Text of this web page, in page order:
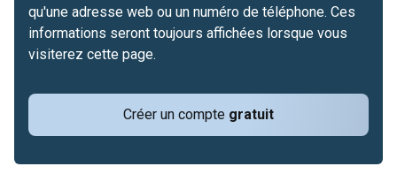
Créer un compte gratuit
qu'une adresse web ou un numéro de téléphone. Ces
informations seront toujours affichées lorsque vous
visiterez cette page.